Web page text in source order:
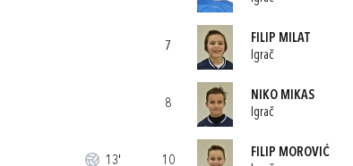
13'
7
FILIP MILAT
Igrač
8
NIKO MIKAS
Igrač
10
FILIP MOROVIĆ